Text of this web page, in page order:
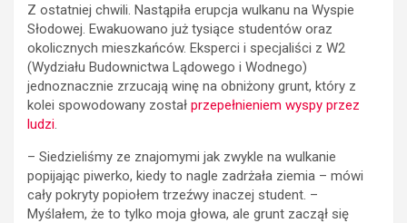
Z ostatniej chwili. Nastąpiła erupcja wulkanu na Wyspie
Słodowej. Ewakuowano już tysiące studentów oraz
okolicznych mieszkańców. Eksperci i specjaliści z W2
(Wydziału Budownictwa Lądowego i Wodnego)
jednoznacznie zrzucają winę na obniżony grunt, który z
kolei spowodowany został przepełnieniem wyspy przez
ludzi.
– Siedzieliśmy ze znajomymi jak zwykle na wulkanie
popijając piwerko, kiedy to nagle zadrżała ziemia – mówi
cały pokryty popiołem trzeźwy inaczej student. –
Myślałem, że to tylko moja głowa, ale grunt zaczął się